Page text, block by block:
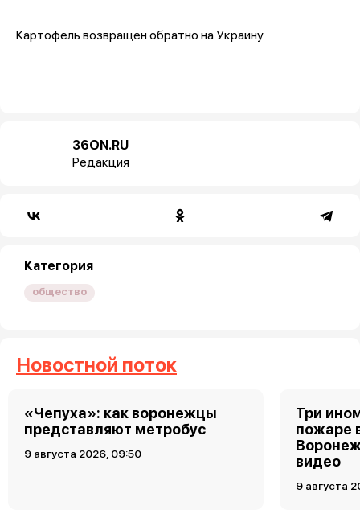
Картофель возвращен обратно на Украину.
36ON.RU
Редакция
Категория
общество
Новостной поток
«Чепуха»: как воронежцы
представляют метробус
9 августа 2026, 09:50
Три
пожаре
видео
9 августа